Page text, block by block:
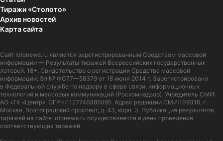
Тиражи «Столото»
Архив новостей
Карта сайта
Сайт lotonews.ru является зарегистрированным Средством массовой
информации — Результаты тиражей Всероссийских государственных
лотерей. 18+. Свидетельство о регистрации Средства массовой
информации: Эл № ФС77—58379 от 18 июня 2014 г. Зарегистрировано
в Федеральной службе по надзору в сфере связи, информационных
технологий и массовых коммуникаций (Роскомнадзор). Учредитель СМИ:
АО «ТК «Центр», ОГРН:1127746385095. Адрес редакции СМИ:109316, г.
Москва, Волгоградский проспект, д. 43, корп. 3. Публикация результатов
тиражей на сайте lotonews.ru осуществляется в день проведения
соответствующих тиражей.